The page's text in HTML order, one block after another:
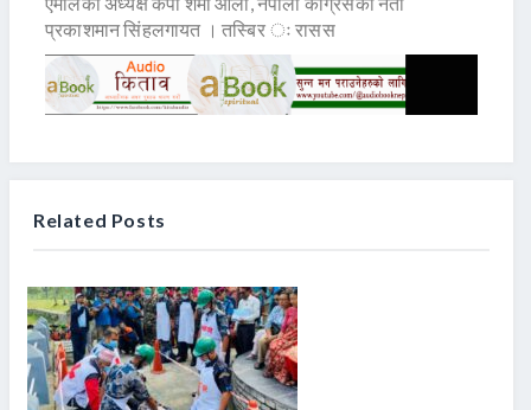
प्रकाशमान सिंहलगायत । तस्बिर ः रासस
Related Posts